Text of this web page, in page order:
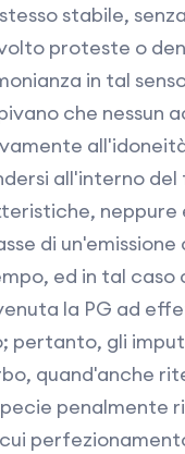
stabile,
proteste o
in tal
che nessun
all'interno
neppure
di
ed in tal caso
la PG ad
pertanto, gli
quand'anche
penalmente